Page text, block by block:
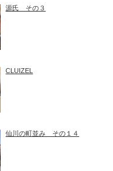
源氏 その３
CLUIZEL
仙川の町並み その１４